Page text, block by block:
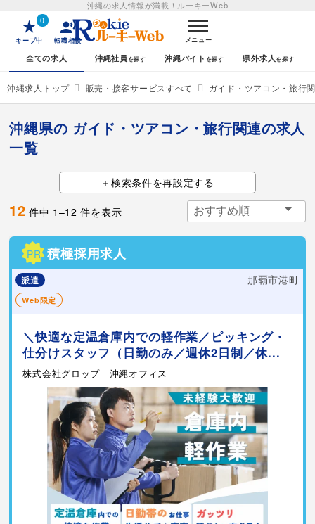
沖縄の求人情報が満載！ ルーキーWeb
0
キープ中 転職相談 メニュー
全ての求人 沖縄社員 沖縄バイト 県外求人
沖縄求人トップ 販売・接客サービスすべて ガイド・ツアコン・旅行
沖縄県の ガイド・ツアコン・旅行関連の求人
一覧
検索条件を再設定する
12 件中 1 –12 件を表示
PR 積極採用求人
派遣 那覇市港町
Web限定
＼快適な定温倉庫内での軽作業／ピッキング・
仕分けスタッフ（日勤のみ／週休2日制／休...
株式会社グロップ 沖縄オフィス